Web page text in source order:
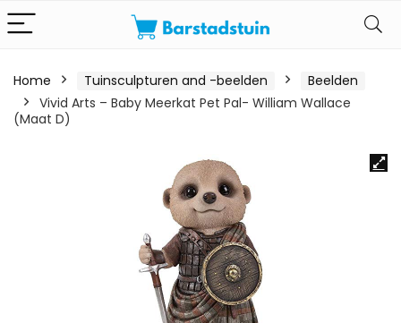
Home Tuinsculpturen and -beelden
Beelden
Vivid Arts – Baby Meerkat Pet Pal- William Wallace
(Maat D)